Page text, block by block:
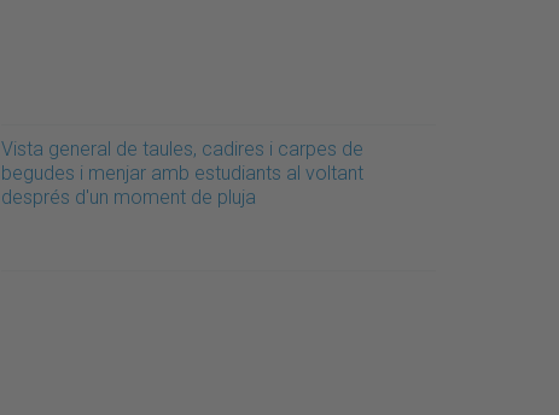
Vista general de taules, cadires i carpes de
begudes i menjar amb estudiants al voltant
després d'un moment de pluja